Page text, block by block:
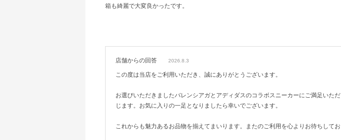
箱も綺麗で大変良かったです。
店舗からの回答 2026.8.3
この度は当店をご利用いただき、誠にありがとうございます。
お選びいただきましたバレンシアガとアディダスのコラボスニーカーにご満足いた
じます。お気に入りの一足となりましたら幸いでございます。
これからも魅力あるお品物を揃えてまいります。またのご利用を心よりお待ちしてお